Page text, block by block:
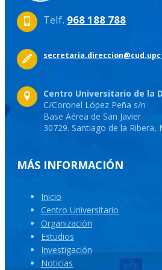
Telf. 968 188 788
Centro Universitario de la
C/Coronel López Peña s/n
Base Aérea de San Javier
30729. Santiago de la Ribera,
MÁS INFORMACIÓN
Inicio
Centro Universitario
Organización
Estudios
Investigación
Noticias